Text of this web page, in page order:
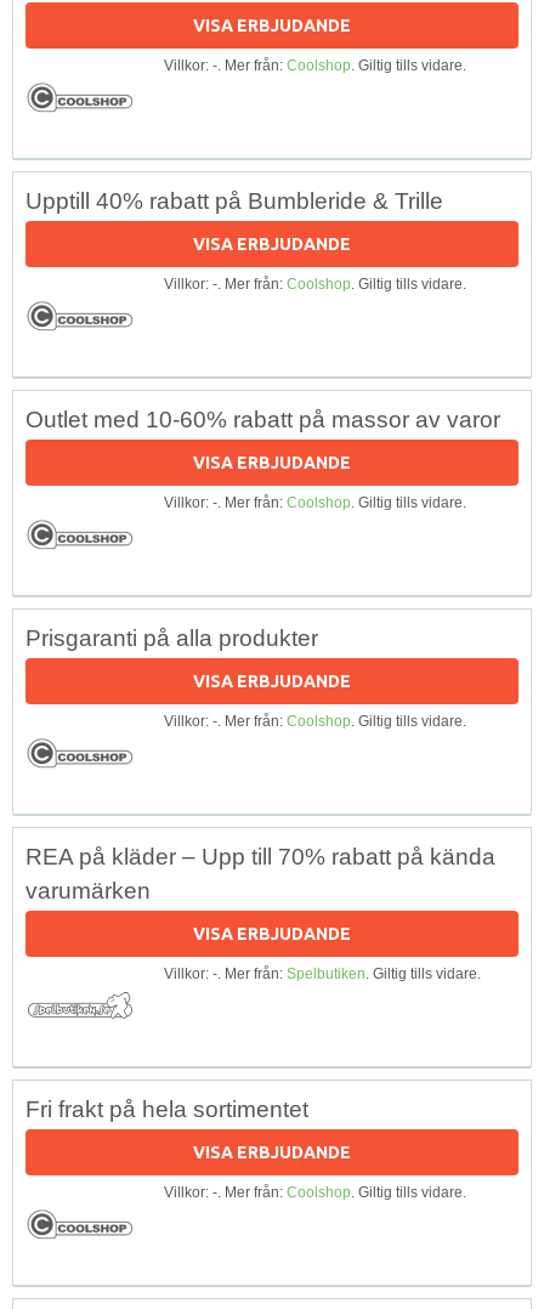
VISA ERBJUDANDE
Villkor: -. Mer från: Coolshop. Giltig tills vidare.
Upptill 40% rabatt på Bumbleride & Trille
VISA ERBJUDANDE
Villkor: -. Mer från: Coolshop. Giltig tills vidare.
Outlet med 10-60% rabatt på massor av varor
VISA ERBJUDANDE
Villkor: -. Mer från: Coolshop. Giltig tills vidare.
Prisgaranti på alla produkter
VISA ERBJUDANDE
Villkor: -. Mer från: Coolshop. Giltig tills vidare.
REA på kläder – Upp till 70% rabatt på kända
varumärken
VISA ERBJUDANDE
Villkor: -. Mer från: Spelbutiken. Giltig tills vidare.
Fri frakt på hela sortimentet
VISA ERBJUDANDE
Villkor: -. Mer från: Coolshop. Giltig tills vidare.